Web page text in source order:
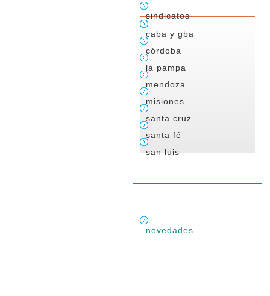
sindicatos
caba y gba
córdoba
la pampa
mendoza
misiones
santa cruz
santa fé
san luis
novedades